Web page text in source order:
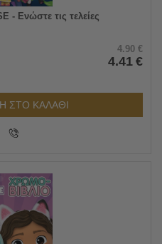
- Ενώστε τις τελείες
4.90 €
4.41 €
ΣΤΟ ΚΑΛΑΘΙ